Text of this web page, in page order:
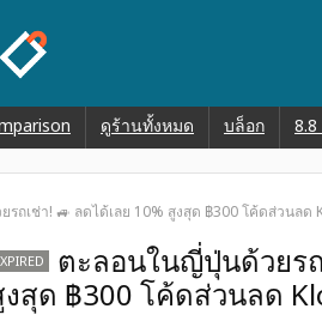
ดูร้านทั้งหมด บล็อก 8.8
ถเช่า! 🚙 ลดได้เลย 10% สูงสุด ฿300 โค้ดส่วนลด
ตะลอนในญี่ปุ่นด้วยร
สุด ฿300 โค้ดส่วนลด